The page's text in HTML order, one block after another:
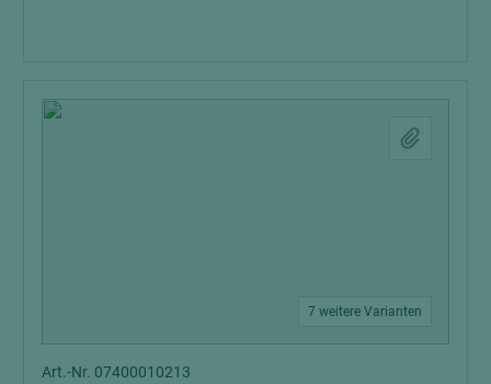
7 weitere Varianten
Art.-Nr. 07400010213